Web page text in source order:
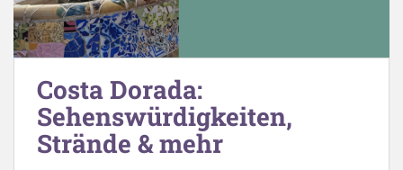
Costa Dorada:
Sehenswürdigkeiten,
Strände & mehr